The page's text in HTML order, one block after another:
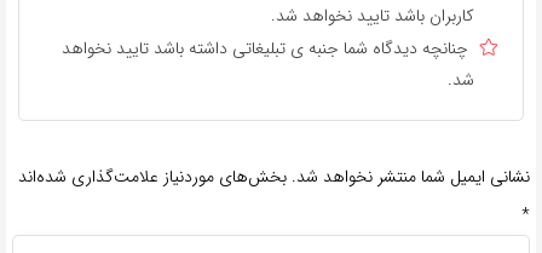
کاربران باشد تایید نخواهد شد.
چنانچه دیدگاه شما جنبه ی تبلیغاتی داشته باشد تایید نخواهد
شد.
نشانی ایمیل شما منتشر نخواهد شد. بخش‌های موردنیاز علامت‌گذاری شده‌اند
*